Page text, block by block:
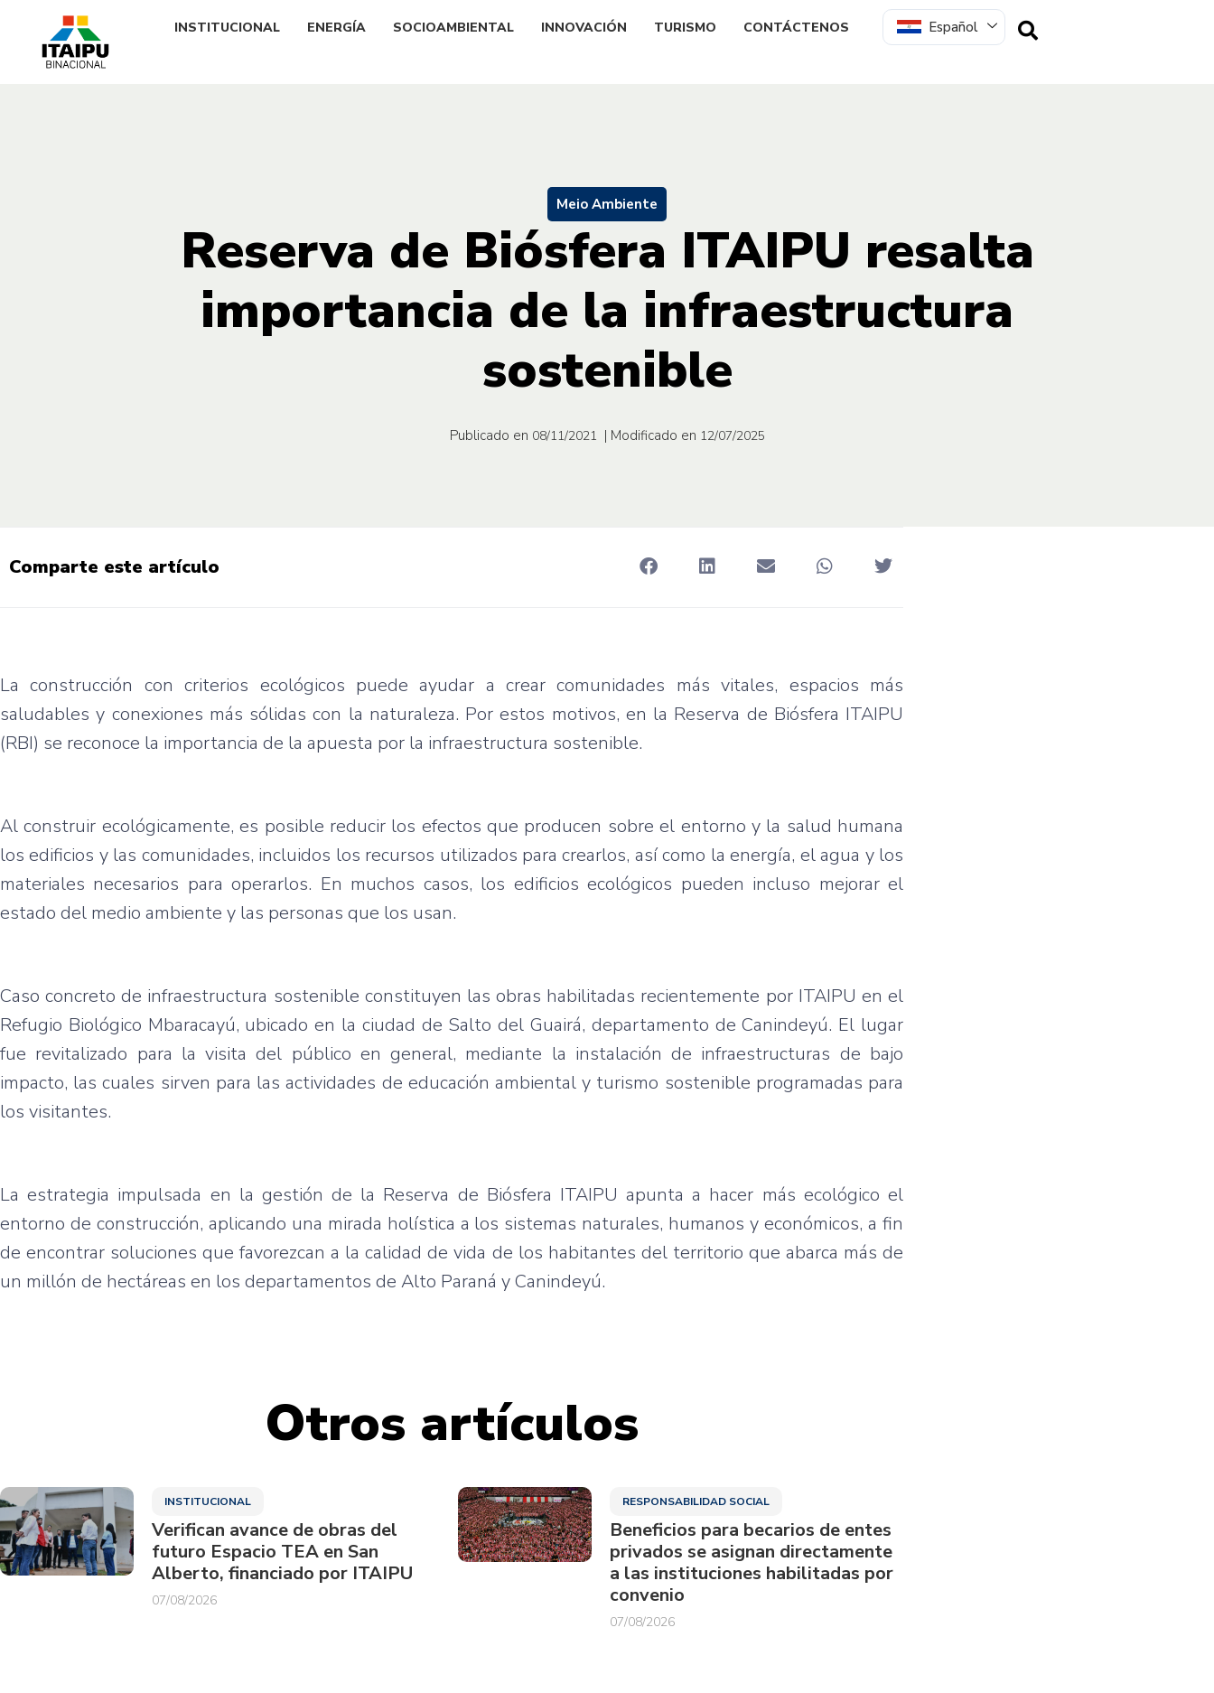
INSTITUCIONAL ENERGÍA SOCIOAMBIENTAL INNOVACIÓN TURISMO CONTÁCTENOS Español
Meio Ambiente
Reserva de Biósfera ITAIPU resalta
importancia de la infraestructura
sostenible
Publicado en 08/11/2021 | Modificado en 12/07/2025
Comparte este artículo
La construcción con criterios ecológicos puede ayudar a crear comunidades más vitales, espacios más
saludables y conexiones más sólidas con la naturaleza. Por estos motivos, en la Reserva de Biósfera ITAIPU
(RBI) se reconoce la importancia de la apuesta por la infraestructura sostenible.
Al construir ecológicamente, es posible reducir los efectos que producen sobre el entorno y la salud humana
los edificios y las comunidades, incluidos los recursos utilizados para crearlos, así como la energía, el agua y los
materiales necesarios para operarlos. En muchos casos, los edificios ecológicos pueden incluso mejorar el
estado del medio ambiente y las personas que los usan.
Caso concreto de infraestructura sostenible constituyen las obras habilitadas recientemente por ITAIPU en el
Refugio Biológico Mbaracayú, ubicado en la ciudad de Salto del Guairá, departamento de Canindeyú. El lugar
fue revitalizado para la visita del público en general, mediante la instalación de infraestructuras de bajo
impacto, las cuales sirven para las actividades de educación ambiental y turismo sostenible programadas para
los visitantes.
La estrategia impulsada en la gestión de la Reserva de Biósfera ITAIPU apunta a hacer más ecológico el
entorno de construcción, aplicando una mirada holística a los sistemas naturales, humanos y económicos, a fin
de encontrar soluciones que favorezcan a la calidad de vida de los habitantes del territorio que abarca más de
un millón de hectáreas en los departamentos de Alto Paraná y Canindeyú.
Otros artículos
INSTITUCIONAL
Verifican avance de obras del
futuro Espacio TEA en San
Alberto, financiado por ITAIPU
07/08/2026
RESPONSABILIDAD SOCIAL
Beneficios para becarios de entes
privados se asignan directamente
a las instituciones habilitadas por
convenio
07/08/2026